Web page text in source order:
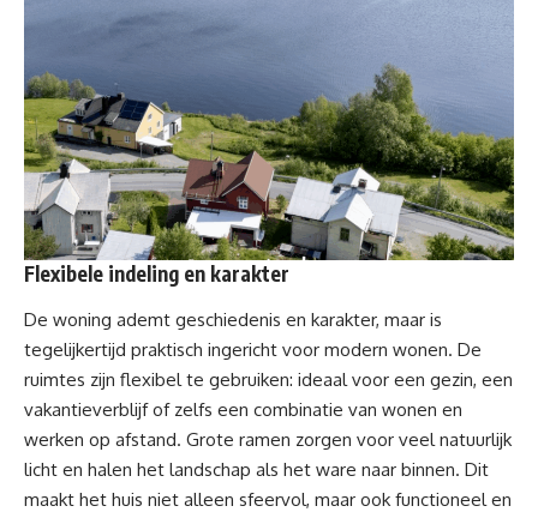
Flexibele indeling en karakter
De woning ademt geschiedenis en karakter, maar is
tegelijkertijd praktisch ingericht voor modern wonen. De
ruimtes zijn flexibel te gebruiken: ideaal voor een gezin, een
vakantieverblijf of zelfs een combinatie van wonen en
werken op afstand. Grote ramen zorgen voor veel natuurlijk
licht en halen het landschap als het ware naar binnen. Dit
maakt het huis niet alleen sfeervol, maar ook functioneel en